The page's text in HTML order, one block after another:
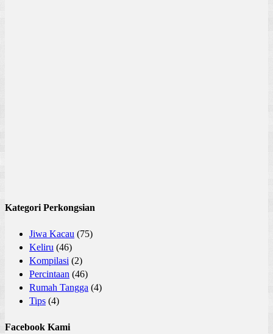
Kategori Perkongsian
Jiwa Kacau (75)
Keliru (46)
Kompilasi (2)
Percintaan (46)
Rumah Tangga (4)
Tips (4)
Facebook Kami